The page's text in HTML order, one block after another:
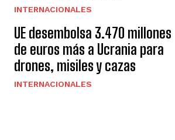
INTERNACIONALES
UE desembolsa 3.470 millones
de euros más a Ucrania para
drones, misiles y cazas
INTERNACIONALES